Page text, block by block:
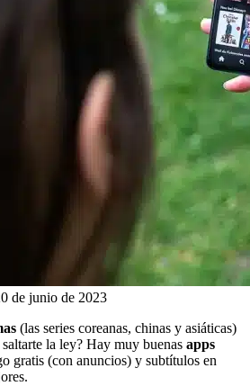
de junio de 2023
(las series coreanas, chinas y asiáticas)
la ley? Hay muy buenas apps
gratis (con anuncios) y subtítulos en